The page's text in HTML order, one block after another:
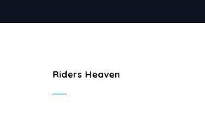
Riders Heaven